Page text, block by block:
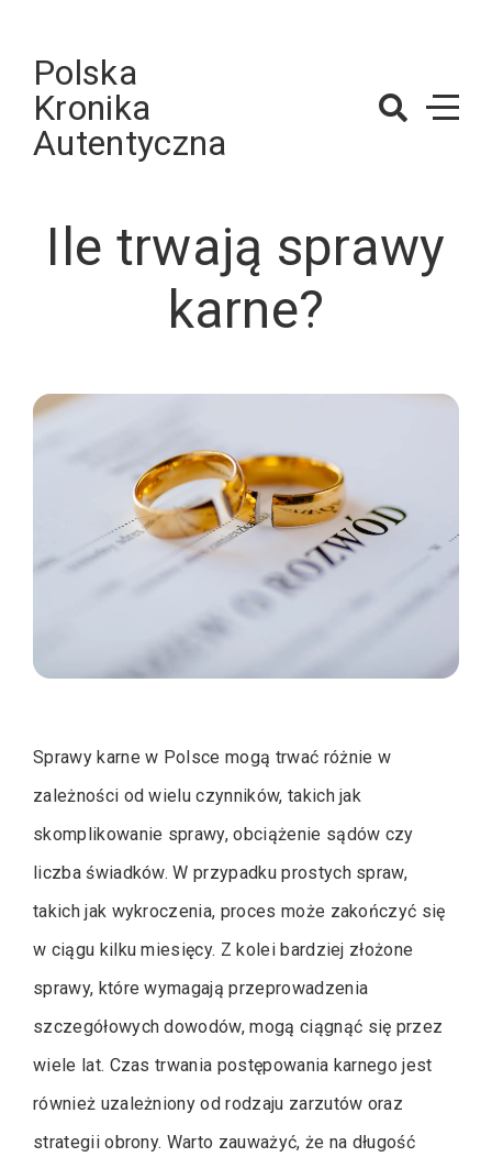
contentPolska
Kronika
Autentyczna
Ile trwają sprawy
karne?
Sprawy karne w Polsce mogą trwać różnie w
zależności od wielu czynników, takich jak
skomplikowanie sprawy, obciążenie sądów czy
liczba świadków. W przypadku prostych spraw,
takich jak wykroczenia, proces może zakończyć się
w ciągu kilku miesięcy. Z kolei bardziej złożone
sprawy, które wymagają przeprowadzenia
szczegółowych dowodów, mogą ciągnąć się przez
wiele lat. Czas trwania postępowania karnego jest
również uzależniony od rodzaju zarzutów oraz
strategii obrony. Warto zauważyć, że na długość